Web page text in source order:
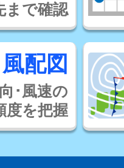
まで確認
風配図
･風速の
度を把握